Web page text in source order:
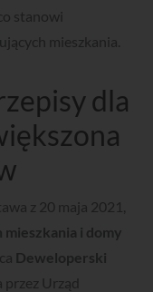
stanowi
mieszkania.
dla
z 20 maja 2021,
i domy
Deweloperski
przez Urząd